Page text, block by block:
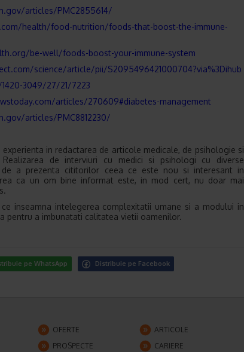
articles/PMC2855614/
health/food-nutrition/foods-that-boost-the-immune-
be-well/foods-boost-your-immune-system
science/article/pii/S2095496421000704?via%3Dihub
3049/27/21/7223
articles/270609#diabetes-management
articles/PMC8812230/
experienta in redactarea de articole medicale, de psihologie si
Realizarea de interviuri cu medici si psihologi cu diverse
de a prezenta cititorilor ceea ce este nou si interesant in
ca un om bine informat este, in mod cert, nu doar mai
inseamna intelegerea complexitatii umane si a modului in
pentru a imbunatati calitatea vietii oamenilor.
pe WhatsApp Distribuie pe Facebook
OFERTE
ARTICOLE
PROSPECTE CARIERE